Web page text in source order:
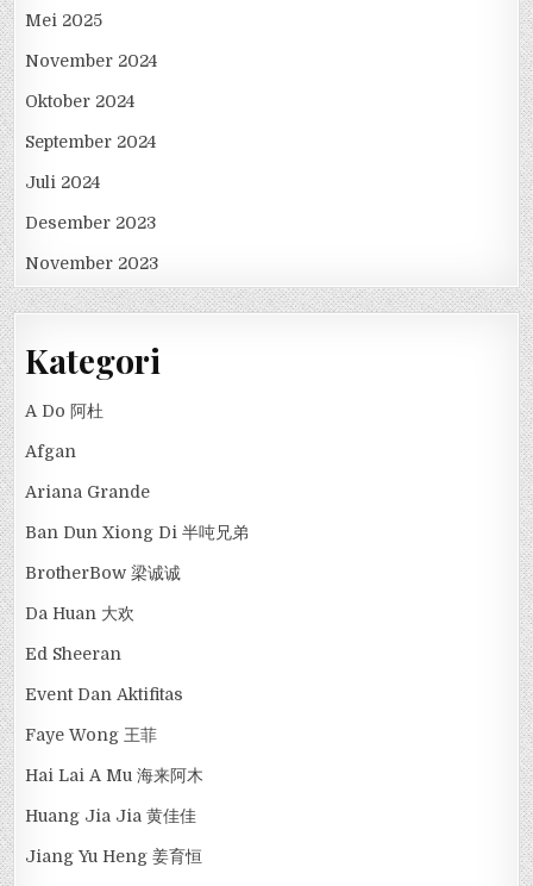
Mei 2025
November 2024
Oktober 2024
September 2024
Juli 2024
Desember 2023
November 2023
Kategori
A Do 阿杜
Afgan
Ariana Grande
Ban Dun Xiong Di 半吨兄弟
BrotherBow 梁诚诚
Da Huan 大欢
Ed Sheeran
Event Dan Aktifitas
Faye Wong 王菲
Hai Lai A Mu 海来阿木
Huang Jia Jia 黄佳佳
Jiang Yu Heng 姜育恒